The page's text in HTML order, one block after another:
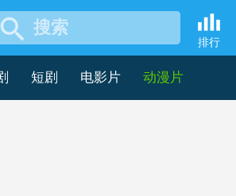
港台动漫-pa百家
搜索
排行
短剧 电影片 动漫片